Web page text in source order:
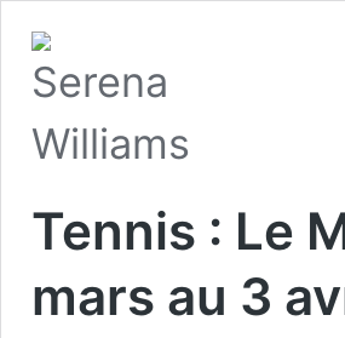
Tennis : Le
mars au 3